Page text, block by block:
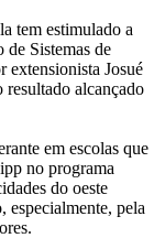
tem estimulado a
Sistemas de
extensionista Josué
resultado alcançado
em escolas que
no programa
do oeste
especialmente, pela